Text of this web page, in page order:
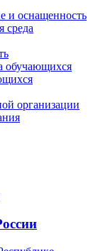
и оснащенность
среда
обучающихся
организации